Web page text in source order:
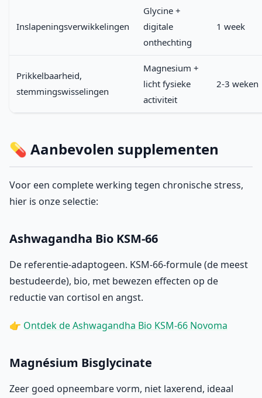
Inslapeningsverwikkelingen
Glycine +
digitale
onthechting
1 week
Prikkelbaarheid,
stemmingswisselingen
Magnesium +
licht fysieke
activiteit
2-3 weken
💊 Aanbevolen supplementen
Voor een complete werking tegen chronische stress,
hier is onze selectie:
Ashwagandha Bio KSM-66
De referentie-adaptogeen. KSM-66-formule (de meest
bestudeerde), bio, met bewezen effecten op de
reductie van cortisol en angst.
👉 Ontdek de Ashwagandha Bio KSM-66 Novoma
Magnésium Bisglycinate
Zeer goed opneembare vorm, niet laxerend, ideaal